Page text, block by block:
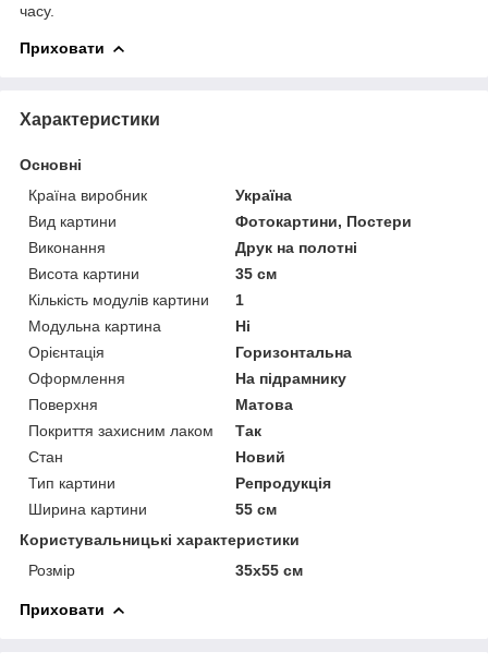
часу.
Приховати
Характеристики
Основні
Країна виробник
Україна
Вид картини
Фотокартини, Постери
Виконання
Друк на полотні
Висота картини
35 см
Кількість модулів картини
1
Модульна картина
Ні
Орієнтація
Горизонтальна
Оформлення
На підрамнику
Поверхня
Матова
Покриття захисним лаком
Так
Стан
Новий
Тип картини
Репродукція
Ширина картини
55 см
Користувальницькі характеристики
Розмір
35х55 см
Приховати